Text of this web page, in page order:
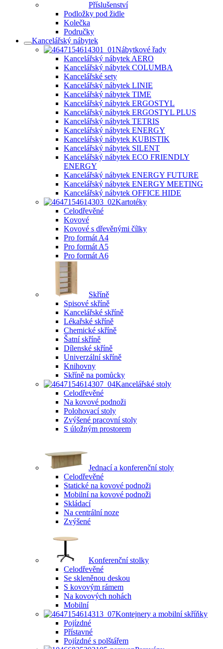
Příslušenství
Podložky pod židle
Kolečka
Područky
Kancelářský nábytek
Nábytkové řady
Kancelářský nábytek AERO
Kancelářský nábytek COLUMBA
Kancelářské sety
Kancelářský nábytek LINIE
Kancelářský nábytek TIME
Kancelářský nábytek ERGOSTYL
Kancelářský nábytek ERGOSTYL PLUS
Kancelářský nábytek TETRIS
Kancelářský nábytek ENERGY
Kancelářský nábytek KUBISTIK
Kancelářský nábytek SILENT
Kancelářský nábytek ECO FRIENDLY
ENERGY
Kancelářský nábytek ENERGY FUTURE
Kancelářský nábytek ENERGY MEETING
Kancelářský nábytek OFFICE HIDE
Kartotéky
Celodřevěné
Kovové
Kovové s dřevěnými čílky
Pro formát A4
Pro formát A5
Pro formát A6
Skříně
Spisové skříně
Kancelářské skříně
Lékařské skříně
Chemické skříně
Šatní skříně
Dílenské skříně
Univerzální skříně
Knihovny
Skříně na pomůcky
Kancelářské stoly
Celodřevěné
Na kovové podnoži
Polohovací stoly
Zvýšené pracovní stoly
S úložným prostorem
Jednací a konferenční stoly
Celodřevěné
Statické na kovové podnoži
Mobilní na kovové podnoži
Skládací
Na centrální noze
Zvýšené
Konferenční stolky
Celodřevěné
Se skleněnou deskou
S kovovým rámem
Na kovových nohách
Mobilní
Kontejnery a mobilní skříňky
Pojízdné
Přístavné
Pojízdné s polštářem